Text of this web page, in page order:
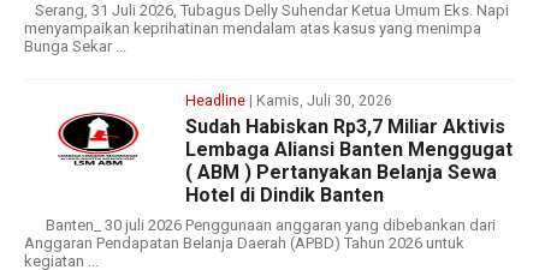
Serang, 31 Juli 2026, Tubagus Delly Suhendar Ketua Umum Eks. Napi
menyampaikan keprihatinan mendalam atas kasus yang menimpa
Bunga Sekar ...
Headline | Kamis, Juli 30, 2026
‎Sudah Habiskan Rp3,7 Miliar ‎Aktivis
Lembaga Aliansi Banten Menggugat
( ABM ) Pertanyakan Belanja Sewa
Hotel di Dindik Banten
‎‎‎ ‎ Banten_ 30 juli 2026 Penggunaan anggaran yang dibebankan dari
Anggaran Pendapatan Belanja Daerah (APBD) Tahun 2026 untuk
kegiatan ...